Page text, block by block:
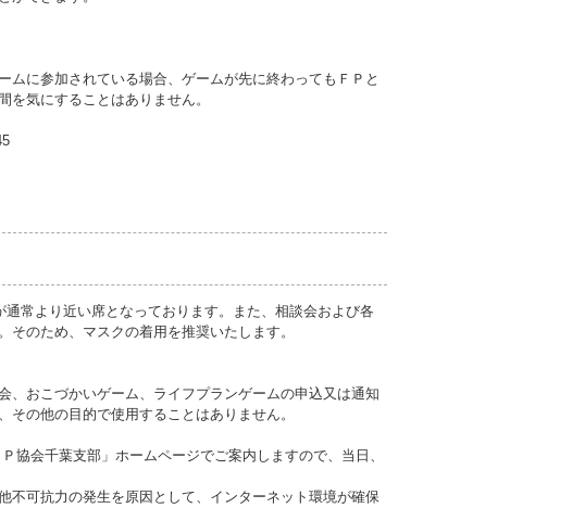
ムに参加されている場合、ゲームが先に終わってもＦＰと
を気にすることはありません。
常より近い席となっております。また、相談会および各
のため、マスクの着用を推奨いたします。
、おこづかいゲーム、ライフプランゲームの申込又は通知
の他の目的で使用することはありません。
協会千葉支部」ホームページでご案内しますので、当日、
不可抗力の発生を原因として、インターネット環境が確保